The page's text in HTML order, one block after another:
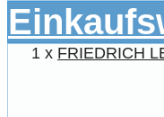
1 x FRIEDRICH